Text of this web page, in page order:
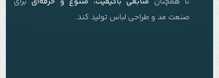
صنعت مد و طراحی لباس تولید کند.